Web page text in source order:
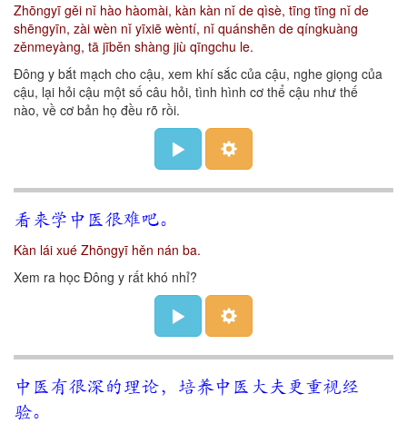
Zhōngyī gěi nǐ hào hàomài, kàn kàn nǐ de qìsè, tīng tīng nǐ de
shēngyīn, zài wèn nǐ yīxiē wèntí, nǐ quánshēn de qíngkuàng
zěnmeyàng, tā jīběn shàng jiù qīngchu le.
Đông y bắt mạch cho cậu, xem khí sắc của cậu, nghe giọng của
cậu, lại hỏi cậu một số câu hỏi, tình hình cơ thể cậu như thế
nào, về cơ bản họ đều rõ rồi.
看来学中医很难吧。
Kàn lái xué Zhōngyī hěn nán ba.
Xem ra học Đông y rất khó nhỉ?
中医有很深的理论，培养中医大夫更重视经
验。